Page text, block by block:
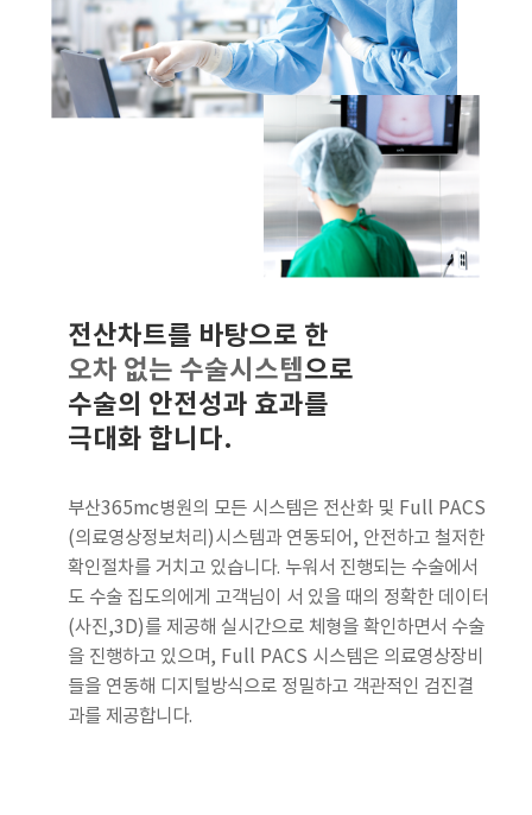
전산차트를 바탕으로 한
오차 없는 수술시스템으로
수술의 안전성과 효과를
극대화 합니다.
부산365mc병원의 모든 시스템은 전산화 및 Full PACS
(의료영상정보처리)시스템과 연동되어, 안전하고 철저한
확인절차를 거치고 있습니다. 누워서 진행되는 수술에서
도 수술 집도의에게 고객님이 서 있을 때의 정확한 데이터
(사진,3D)를 제공해 실시간으로 체형을 확인하면서 수술
을 진행하고 있으며, Full PACS 시스템은 의료영상장비
들을 연동해 디지털방식으로 정밀하고 객관적인 검진결
과를 제공합니다.